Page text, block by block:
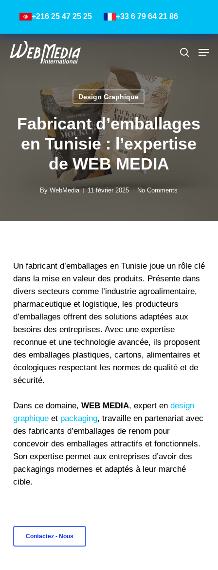
content
+216 25 47 25 25 +33 6 79 64 21 86
Design Graphique
Fabricant d’emballages
en Tunisie : l’expertise
de WEB MEDIA
By WebMedia 11 février 2025 No Comments
Un fabricant d’emballages en Tunisie joue un rôle clé
dans la mise en valeur des produits. Présente dans
divers secteurs comme l’industrie agroalimentaire,
pharmaceutique et logistique, les producteurs
d’emballages offrent des solutions adaptées aux
besoins des entreprises. Avec une expertise
reconnue et une technologie avancée, ils proposent
des emballages plastiques, cartons, alimentaires et
écologiques respectant les normes de qualité et de
sécurité.
Dans ce domaine, WEB MEDIA, expert endesign
graphiqueet packaging, travaille en partenariat avec
des fabricants d’emballages de renom pour
concevoir des emballages attractifs et fonctionnels.
Son expertise permet aux entreprises d’avoir des
packagings modernes et adaptés à leur marché
cible.
Contactez - Nous